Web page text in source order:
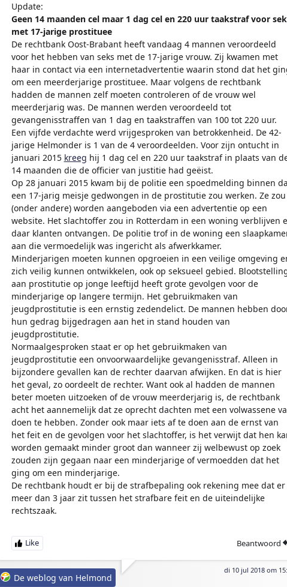
Update:
Geen 14 maanden cel maar 1 dag cel en 220 uur taakstraf voor
met 17-jarige prostituee
De rechtbank Oost-Brabant heeft vandaag 4 mannen veroordeeld
voor het hebben van seks met de 17-jarige vrouw. Zij kwamen met
haar in contact via een internetadvertentie waarin stond dat het
om een meerderjarige prostituee. Maar volgens de rechtbank
hadden de mannen zelf moeten controleren of de vrouw wel
meerderjarig was. De mannen werden veroordeeld tot
gevangenisstraffen van 1 dag en taakstraffen van 100 tot 220 uur.
Een vijfde verdachte werd vrijgesproken van betrokkenheid. De 42-
jarige Helmonder is 1 van de 4 veroordeelden. Voor zijn ontucht in
januari 2015 kreeg hij 1 dag cel en 220 uur taakstraf in plaats van
14 maanden die de officier van justitie had geëist.
Op 28 januari 2015 kwam bij de politie een spoedmelding binnen
een 17-jarig meisje gedwongen in de prostitutie zou werken. Ze zou
(onder andere) worden aangeboden via een advertentie op een
website. Het slachtoffer zou in Rotterdam in een woning verblijven
daar klanten ontvangen. De politie trof in de woning een
aan die vermoedelijk was ingericht als afwerkkamer.
Minderjarigen moeten kunnen opgroeien in een veilige omgeving
zich veilig kunnen ontwikkelen, ook op seksueel gebied.
aan prostitutie op jonge leeftijd heeft grote gevolgen voor de
minderjarige op langere termijn. Het gebruikmaken van
jeugdprostitutie is een ernstig zedendelict. De mannen hebben
hun gedrag bijgedragen aan het in stand houden van
jeugdprostitutie.
Normaalgesproken staat er op het gebruikmaken van
jeugdprostitutie een onvoorwaardelijke gevangenisstraf. Alleen in
bijzondere gevallen kan de rechter daarvan afwijken. En dat is hier
het geval, zo oordeelt de rechter. Want ook al hadden de mannen
beter moeten uitzoeken of de vrouw meerderjarig is, de rechtbank
acht het aannemelijk dat ze oprecht dachten met een volwassene
doen te hebben. Zonder ook maar iets af te doen aan de ernst van
het feit en de gevolgen voor het slachtoffer, is het verwijt dat hen
worden gemaakt minder groot dan wanneer zij welbewust op zoek
zouden zijn gegaan naar een minderjarige of vermoedden dat het
ging om een minderjarige.
De rechtbank houdt er bij de strafbepaling ook rekening mee dat er
meer dan 3 jaar zit tussen het strafbare feit en de uiteindelijke
rechtszaak.
Beantwoord
di 10 jul 2018 om
De weblog van Helmond